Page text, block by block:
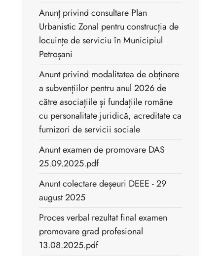
Anunț privind consultare Plan
Urbanistic Zonal pentru construcția de
locuințe de serviciu în Municipiul
Petroșani
Anunt privind modalitatea de obținere
a subvențiilor pentru anul 2026 de
către asociațiile și fundațiile române
cu personalitate juridică, acreditate ca
furnizori de servicii sociale
Anunt examen de promovare DAS
25.09.2025.pdf
Anunt colectare deșeuri DEEE - 29
august 2025
Proces verbal rezultat final examen
promovare grad profesional
13.08.2025.pdf